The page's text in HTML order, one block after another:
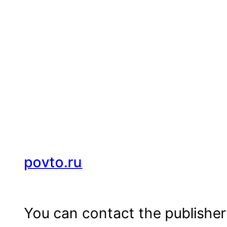
povto.ru
You can contact the publisher